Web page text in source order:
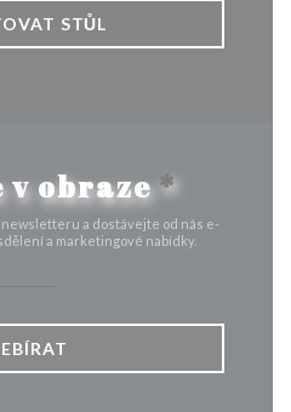
STŮL
v obraze*
a dostávejte od nás e-
a marketingové nabídky.